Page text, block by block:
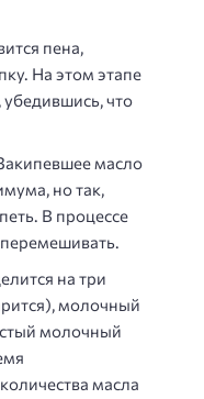
пена,
На этом этапе
что
масло
но так,
В процессе
на три
молочный
молочный
масла